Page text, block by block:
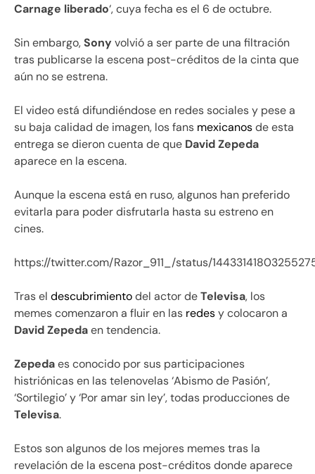
Carnage liberado‘, cuya fecha es el 6 de octubre.
Sin embargo,Sonyvolvió a ser parte de una filtración
tras publicarse la escena post-créditos de la cinta que
aún no se estrena.
El video está difundiéndose en redes sociales y pese a
su baja calidad de imagen, los fans mexicanosde esta
entrega se dieron cuenta de que David Zepeda
aparece en la escena.
Aunque la escena está en ruso, algunos han preferido
evitarla para poder disfrutarla hasta su estreno en
cines.
https://twitter.com/Razor_911_/status/
Tras el descubrimientodel actor deTelevisa, los
memes comenzaron a fluir en las redesy colocaron a
David Zepedaen tendencia.
Zepedaes conocido por sus participaciones
histriónicas en las telenovelas ‘Abismo de Pasión’,
‘Sortilegio’ y ‘Por amar sin ley’, todas producciones de
Televisa.
Estos son algunos de los mejores memes tras la
revelación de la escena post-créditos donde aparece